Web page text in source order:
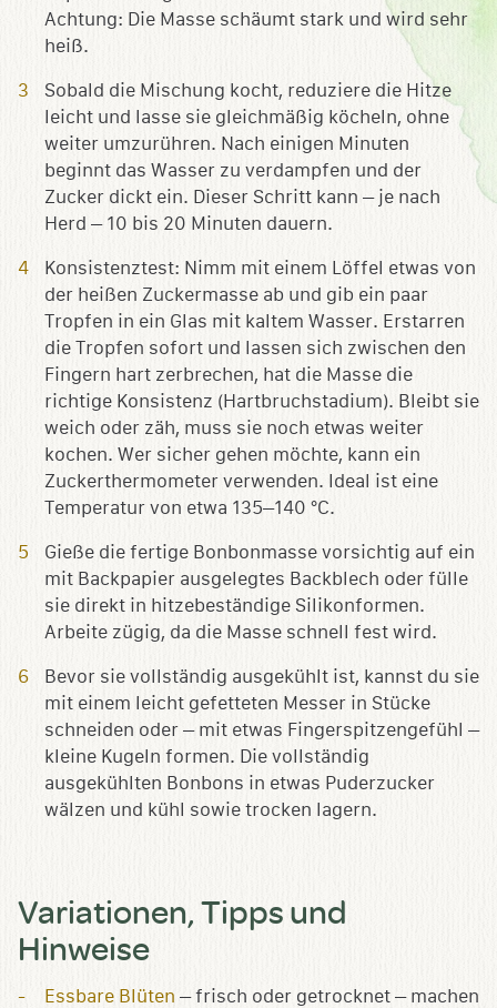
Achtung: Die Masse schäumt stark und wird sehr
heiß.
Sobald die Mischung kocht, reduziere die Hitze
leicht und lasse sie gleichmäßig köcheln, ohne
weiter umzurühren. Nach einigen Minuten
beginnt das Wasser zu verdampfen und der
Zucker dickt ein. Dieser Schritt kann – je nach
Herd – 10 bis 20 Minuten dauern.
Konsistenztest: Nimm mit einem Löffel etwas von
der heißen Zuckermasse ab und gib ein paar
Tropfen in ein Glas mit kaltem Wasser. Erstarren
die Tropfen sofort und lassen sich zwischen den
Fingern hart zerbrechen, hat die Masse die
richtige Konsistenz (Hartbruchstadium). Bleibt sie
weich oder zäh, muss sie noch etwas weiter
kochen. Wer sicher gehen möchte, kann ein
Zuckerthermometer verwenden. Ideal ist eine
Temperatur von etwa 135–140 °C.
Gieße die fertige Bonbonmasse vorsichtig auf ein
mit Backpapier ausgelegtes Backblech oder fülle
sie direkt in hitzebeständige Silikonformen.
Arbeite zügig, da die Masse schnell fest wird.
Bevor sie vollständig ausgekühlt ist, kannst du sie
mit einem leicht gefetteten Messer in Stücke
schneiden oder – mit etwas Fingerspitzengefühl –
kleine Kugeln formen. Die vollständig
ausgekühlten Bonbons in etwas Puderzucker
wälzen und kühl sowie trocken lagern.
Variationen, Tipps und
Hinweise
Essbare Blüten – frisch oder getrocknet – machen